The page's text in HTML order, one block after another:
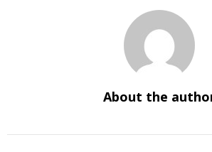
About the